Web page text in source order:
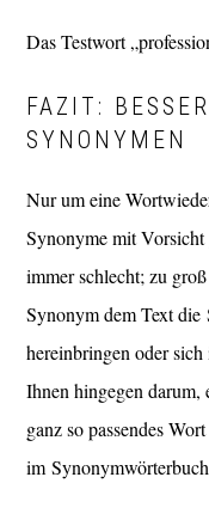
Das Testwort
FAZIT:
SYNONYMEN
Nur um eine
Synonyme mit
immer schlecht; zu
Synonym dem Text die
hereinbringen oder
Ihnen hingegen
ganz so passendes
im